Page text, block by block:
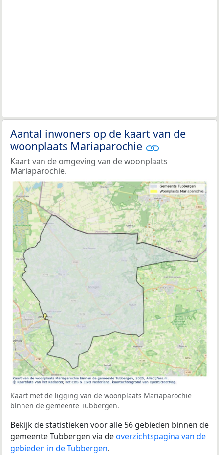
Aantal inwoners op de kaart van de
woonplaats Mariaparochie
Kaart van de omgeving van de woonplaats
Mariaparochie.
Kaart met de ligging van de woonplaats Mariaparochie
binnen de gemeente Tubbergen.
Bekijk de statistieken voor alle 56 gebieden binnen de
gemeente Tubbergen via deoverzichtspagina van de
gebieden in de Tubbergen.